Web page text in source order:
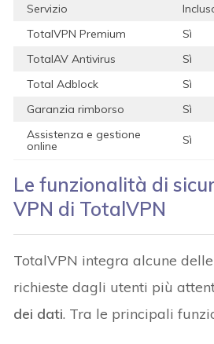
Servizio
TotalVPN Premium
Sì
TotalAV Antivirus
Sì
Total Adblock
Sì
Garanzia rimborso
Sì
Assistenza e gestione
online
Sì
Le funzionalità di
VPN di TotalVPN
TotalVPN integra alcune
richieste dagli utenti più
dei dati. Tra le principali